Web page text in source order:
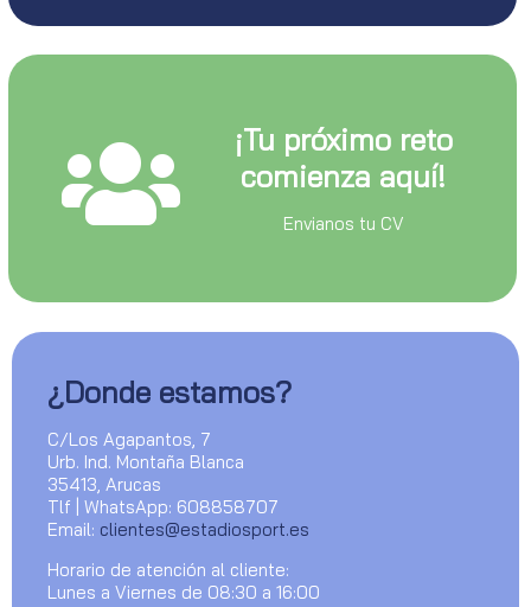
¡Tu próximo reto
comienza aquí!
Envianos tu CV
¿Donde estamos?
C/Los Agapantos, 7
Urb. Ind. Montaña Blanca
35413, Arucas
Tlf | WhatsApp: 608858707
Email: clientes@estadiosport.es
Horario de atención al cliente:
Lunes a Viernes de 08:30 a 16:00